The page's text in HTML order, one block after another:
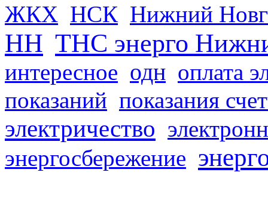
ЖКХ НСК Нижний
НН ТНС энерго
интересное одн оплата
показаний показания
электричество
энергосбережение